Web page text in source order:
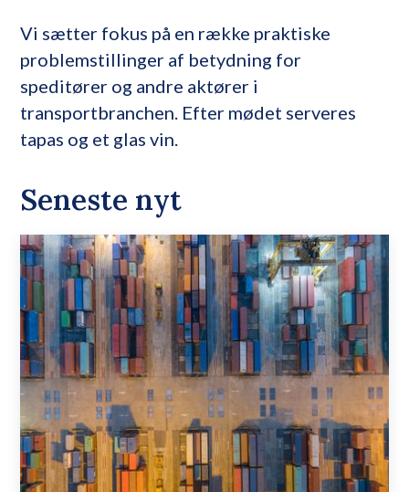
Vi sætter fokus på en række praktiske
problemstillinger af betydning for
speditører og andre aktører i
transportbranchen. Efter mødet serveres
tapas og et glas vin.
Seneste nyt